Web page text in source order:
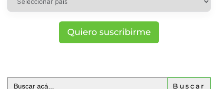
Quiero suscribirme
Buscar: